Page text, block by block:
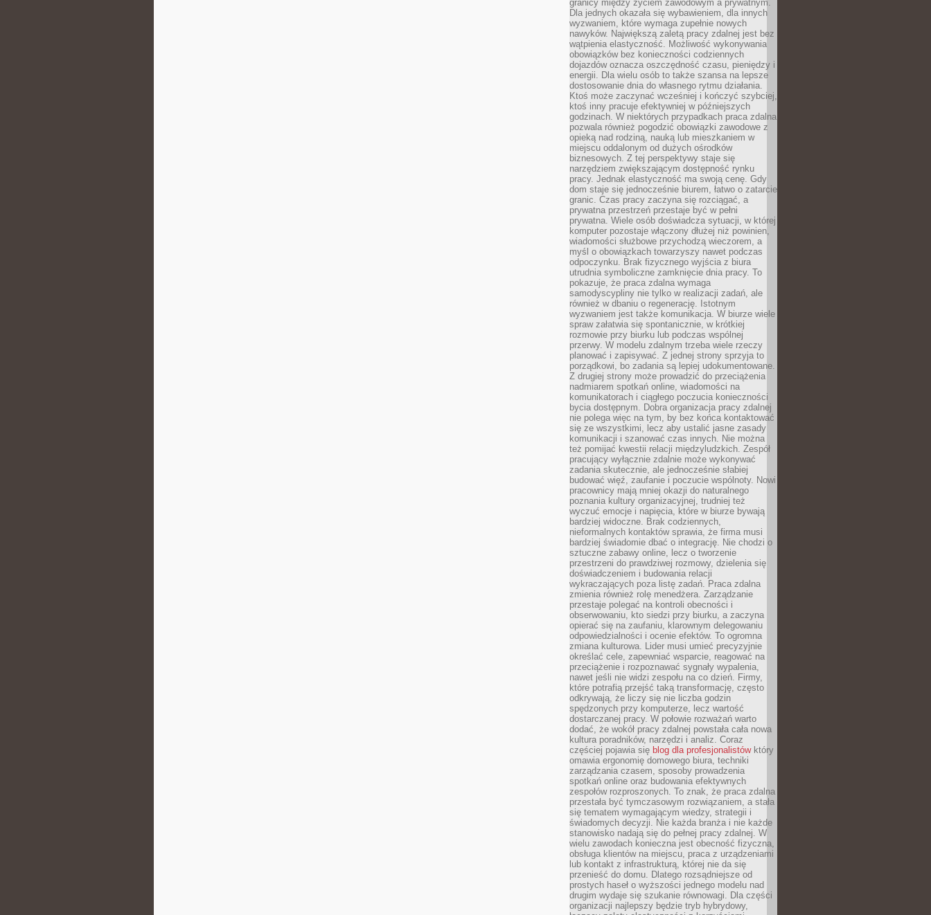
granicy między życiem zawodowym a prywatnym.
Dla jednych okazała się wybawieniem, dla innych
wyzwaniem, które wymaga zupełnie nowych
nawyków. Największą zaletą pracy zdalnej jest bez
wątpienia elastyczność. Możliwość wykonywania
obowiązków bez konieczności codziennych
dojazdów oznacza oszczędność czasu, pieniędzy i
energii. Dla wielu osób to także szansa na lepsze
dostosowanie dnia do własnego rytmu działania.
Ktoś może zaczynać wcześniej i kończyć szybciej,
ktoś inny pracuje efektywniej w późniejszych
godzinach. W niektórych przypadkach praca zdalna
pozwala również pogodzić obowiązki zawodowe z
opieką nad rodziną, nauką lub mieszkaniem w
miejscu oddalonym od dużych ośrodków
biznesowych. Z tej perspektywy staje się
narzędziem zwiększającym dostępność rynku
pracy. Jednak elastyczność ma swoją cenę. Gdy
dom staje się jednocześnie biurem, łatwo o zatarcie
granic. Czas pracy zaczyna się rozciągać, a
prywatna przestrzeń przestaje być w pełni
prywatna. Wiele osób doświadcza sytuacji, w której
komputer pozostaje włączony dłużej niż powinien,
wiadomości służbowe przychodzą wieczorem, a
myśl o obowiązkach towarzyszy nawet podczas
odpoczynku. Brak fizycznego wyjścia z biura
utrudnia symboliczne zamknięcie dnia pracy. To
pokazuje, że praca zdalna wymaga
samodyscypliny nie tylko w realizacji zadań, ale
również w dbaniu o regenerację. Istotnym
wyzwaniem jest także komunikacja. W biurze wiele
spraw załatwia się spontanicznie, w krótkiej
rozmowie przy biurku lub podczas wspólnej
przerwy. W modelu zdalnym trzeba wiele rzeczy
planować i zapisywać. Z jednej strony sprzyja to
porządkowi, bo zadania są lepiej udokumentowane.
Z drugiej strony może prowadzić do przeciążenia
nadmiarem spotkań online, wiadomości na
komunikatorach i ciągłego poczucia konieczności
bycia dostępnym. Dobra organizacja pracy zdalnej
nie polega więc na tym, by bez końca kontaktować
się ze wszystkimi, lecz aby ustalić jasne zasady
komunikacji i szanować czas innych. Nie można
też pomijać kwestii relacji międzyludzkich. Zespół
pracujący wyłącznie zdalnie może wykonywać
zadania skutecznie, ale jednocześnie słabiej
budować więź, zaufanie i poczucie wspólnoty. Nowi
pracownicy mają mniej okazji do naturalnego
poznania kultury organizacyjnej, trudniej też
wyczuć emocje i napięcia, które w biurze bywają
bardziej widoczne. Brak codziennych,
nieformalnych kontaktów sprawia, że firma musi
bardziej świadomie dbać o integrację. Nie chodzi o
sztuczne zabawy online, lecz o tworzenie
przestrzeni do prawdziwej rozmowy, dzielenia się
doświadczeniem i budowania relacji
wykraczających poza listę zadań. Praca zdalna
zmienia również rolę menedżera. Zarządzanie
przestaje polegać na kontroli obecności i
obserwowaniu, kto siedzi przy biurku, a zaczyna
opierać się na zaufaniu, klarownym delegowaniu
odpowiedzialności i ocenie efektów. To ogromna
zmiana kulturowa. Lider musi umieć precyzyjnie
określać cele, zapewniać wsparcie, reagować na
przeciążenie i rozpoznawać sygnały wypalenia,
nawet jeśli nie widzi zespołu na co dzień. Firmy,
które potrafią przejść taką transformację, często
odkrywają, że liczy się nie liczba godzin
spędzonych przy komputerze, lecz wartość
dostarczanej pracy. W połowie rozważań warto
dodać, że wokół pracy zdalnej powstała cała nowa
kultura poradników, narzędzi i analiz. Coraz
częściej pojawia się blog dla profesjonalistówktóry
omawia ergonomię domowego biura, techniki
zarządzania czasem, sposoby prowadzenia
spotkań online oraz budowania efektywnych
zespołów rozproszonych. To znak, że praca zdalna
przestała być tymczasowym rozwiązaniem, a stała
się tematem wymagającym wiedzy, strategii i
świadomych decyzji. Nie każda branża i nie każde
stanowisko nadają się do pełnej pracy zdalnej. W
wielu zawodach konieczna jest obecność fizyczna,
obsługa klientów na miejscu, praca z urządzeniami
lub kontakt z infrastrukturą, której nie da się
przenieść do domu. Dlatego rozsądniejsze od
prostych haseł o wyższości jednego modelu nad
drugim wydaje się szukanie równowagi. Dla części
organizacji najlepszy będzie tryb hybrydowy,